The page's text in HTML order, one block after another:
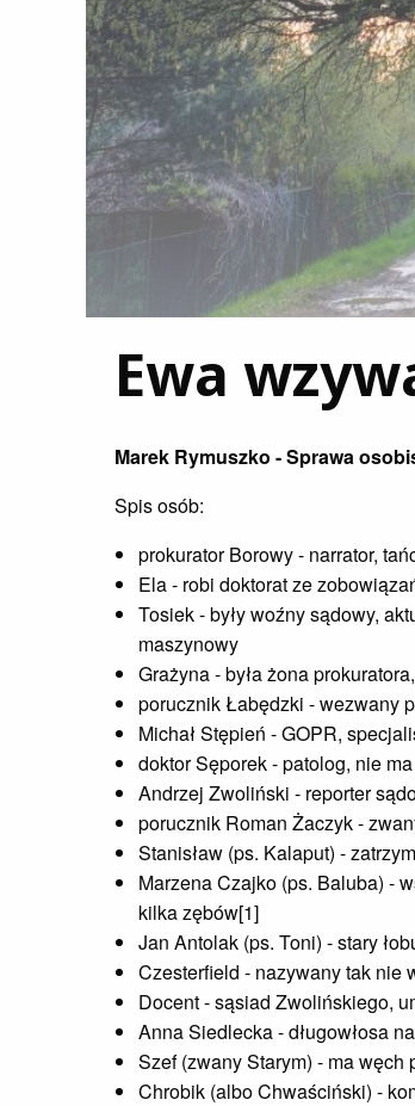
Ewa
Marek Rymuszko - Sprawa
Spis osób:
prokurator Borowy - narrator,
Ela - robi doktorat ze
Tosiek - były woźny sądowy,
maszynowy
Grażyna - była żona
porucznik Łabędzki - wezwany
Michał Stępień - GOPR,
doktor Sęporek - patolog, nie
Andrzej Zwoliński - reporter
porucznik Roman Żaczyk -
Stanisław (ps. Kalaput) -
Marzena Czajko (ps. Baluba) -
kilka zębów[1]
Jan Antolak (ps. Toni) - stary
Czesterfield - nazywany tak nie
Docent - sąsiad Zwolińskiego,
Anna Siedlecka - długowłosa
Szef (zwany Starym) - ma węch
Chrobik (albo Chwaściński) -